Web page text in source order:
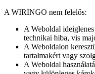
A WIRINGO nem felelős:
A Weboldal ideiglenes
technikai hiba, vis
A Weboldalon
tartalmakért vagy
A Weboldal